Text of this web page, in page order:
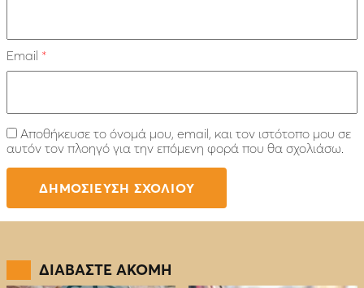
Email *
Αποθήκευσε το όνομά μου, email, και τον ιστότοπο μου σε
αυτόν τον πλοηγό για την επόμενη φορά που θα σχολιάσω.
ΔΙΑΒΑΣΤΕ ΑΚΟΜΗ